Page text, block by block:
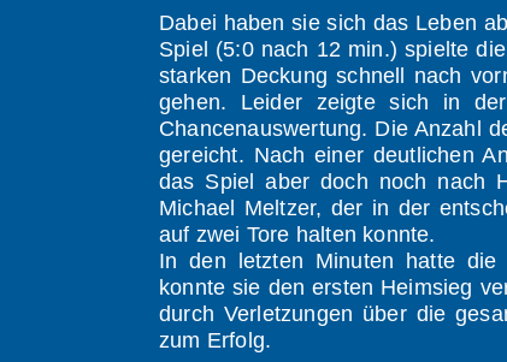
Dabei haben sie sich das Leben
Spiel (5:0 nach 12 min.) spielte
starken Deckung schnell nach
gehen. Leider zeigte sich in
Chancenauswertung. Die Anzahl
gereicht. Nach einer deutlichen
das Spiel aber doch noch nach
Michael Meltzer, der in der
auf zwei Tore halten konnte.
In den letzten Minuten hatte die
konnte sie den ersten Heimsieg
durch Verletzungen über die
zum Erfolg.